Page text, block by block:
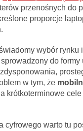
przenośnych do
proporcje
wybór rynku
do formy
w tym, że
krótkoterminowe cele
cyfrowego warto tu